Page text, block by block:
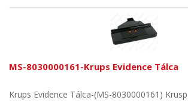
MS-8030000161-Krups Evidence Tálca
Krups Evidence Tálca-(MS-8030000161)